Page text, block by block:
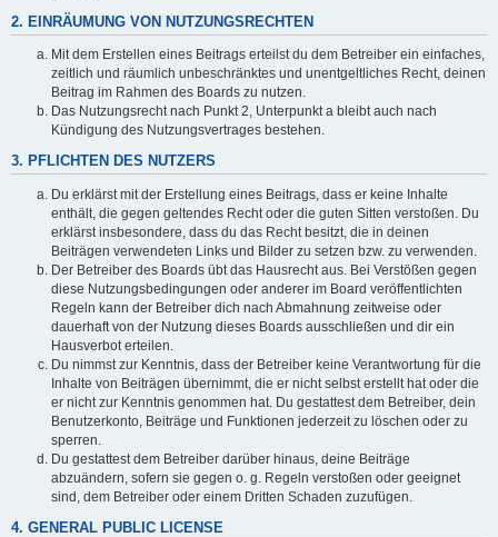
2. EINRÄUMUNG VON NUTZUNGSRECHTEN
Mit dem Erstellen eines Beitrags erteilst du dem Betreiber ein einfaches,
zeitlich und räumlich unbeschränktes und unentgeltliches Recht, deinen
Beitrag im Rahmen des Boards zu nutzen.
Das Nutzungsrecht nach Punkt 2, Unterpunkt a bleibt auch nach
Kündigung des Nutzungsvertrages bestehen.
3. PFLICHTEN DES NUTZERS
Du erklärst mit der Erstellung eines Beitrags, dass er keine Inhalte
enthält, die gegen geltendes Recht oder die guten Sitten verstoßen. Du
erklärst insbesondere, dass du das Recht besitzt, die in deinen
Beiträgen verwendeten Links und Bilder zu setzen bzw. zu verwenden.
Der Betreiber des Boards übt das Hausrecht aus. Bei Verstößen gegen
diese Nutzungsbedingungen oder anderer im Board veröffentlichten
Regeln kann der Betreiber dich nach Abmahnung zeitweise oder
dauerhaft von der Nutzung dieses Boards ausschließen und dir ein
Hausverbot erteilen.
Du nimmst zur Kenntnis, dass der Betreiber keine Verantwortung für die
Inhalte von Beiträgen übernimmt, die er nicht selbst erstellt hat oder die
er nicht zur Kenntnis genommen hat. Du gestattest dem Betreiber, dein
Benutzerkonto, Beiträge und Funktionen jederzeit zu löschen oder zu
sperren.
Du gestattest dem Betreiber darüber hinaus, deine Beiträge
abzuändern, sofern sie gegen o. g. Regeln verstoßen oder geeignet
sind, dem Betreiber oder einem Dritten Schaden zuzufügen.
4. GENERAL PUBLIC LICENSE